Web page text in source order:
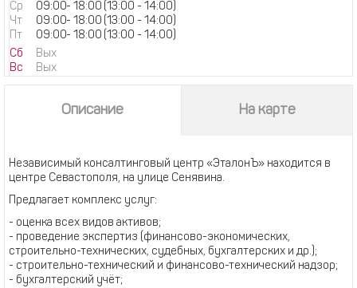
Ср
09:00- 18:00 (13:00 - 14:00)
Чт
09:00- 18:00 (13:00 - 14:00)
Пт
09:00- 18:00 (13:00 - 14:00)
Сб
Вых
Вс
Вых
Описание На карте
Независимый консалтинговый центр «ЭталонЪ» находится в
центре Севастополя, на улице Сенявина.
Предлагает комплекс услуг:
- оценка всех видов активов;
- проведение экспертиз (финансово-экономических,
строительно-технических, судебных, бухгалтерских и др.);
- строительно-технический и финансово-технический надзор;
- бухгалтерский учёт;